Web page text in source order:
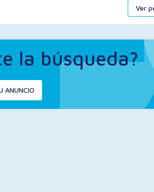
Ver
la búsqueda?
ANUNCIO